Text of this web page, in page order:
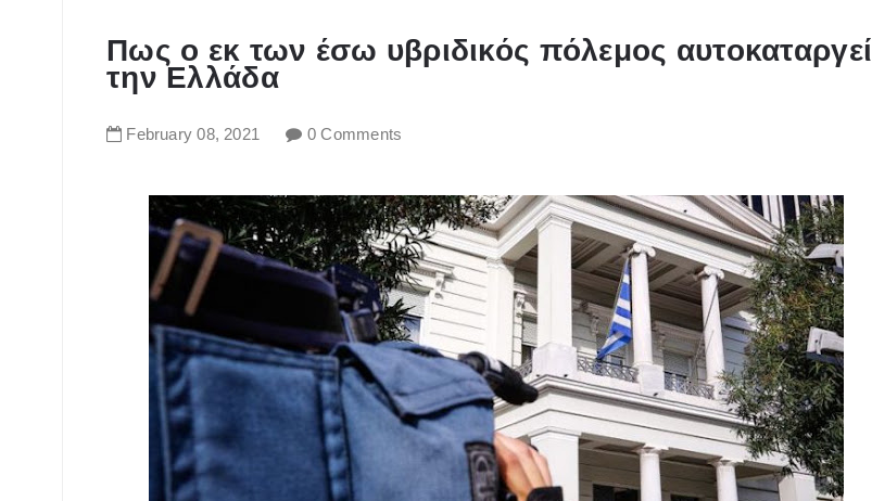
Πως ο εκ των έσω υβριδικός πόλεμος αυτοκαταργεί
την Ελλάδα
February 08, 2021 0 Comments